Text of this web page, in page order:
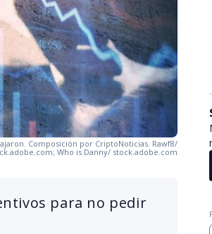
Composición por CriptoNoticias. Rawf8/
Who is Danny/ stock.adobe.com
para no pedir